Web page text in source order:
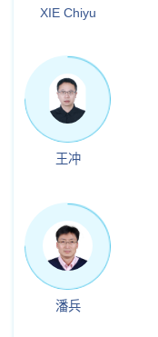
XIE Chiyu
王冲
潘兵